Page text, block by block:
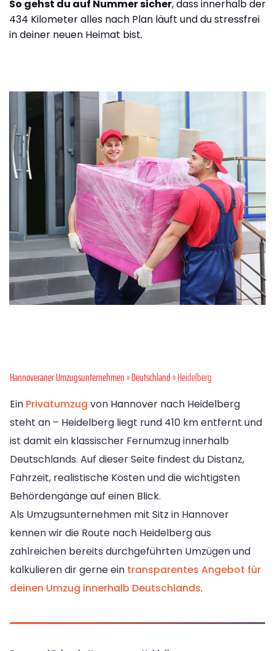
So gehst du auf Nummer sicher, dass innerhalb der
434 Kilometer alles nach Plan läuft und du stressfrei
in deiner neuen Heimat bist.
Hannoveraner Umzugsunternehmen»Deutschland» Heidelberg
Ein Privatumzug von Hannover nach Heidelberg
steht an – Heidelberg liegt rund 410 km entfernt und
ist damit ein klassischer Fernumzug innerhalb
Deutschlands. Auf dieser Seite findest du Distanz,
Fahrzeit, realistische Kosten und die wichtigsten
Behördengänge auf einen Blick.
Als Umzugsunternehmen mit Sitz in Hannover
kennen wir die Route nach Heidelberg aus
zahlreichen bereits durchgeführten Umzügen und
kalkulieren dir gerne ein transparentes Angebot für
deinen Umzug innerhalb Deutschlands.